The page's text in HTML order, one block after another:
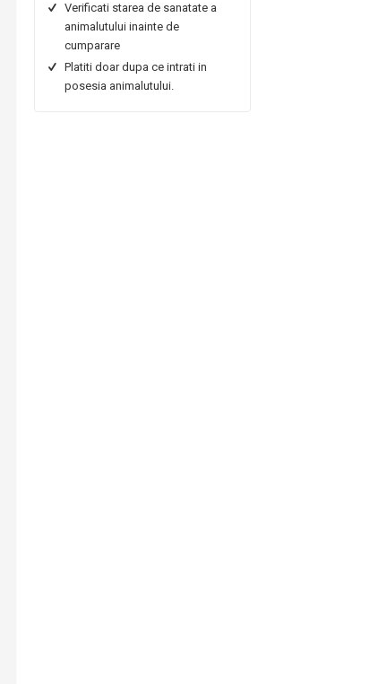
Verificati starea de sanatate a
animalutului inainte de
cumparare
Platiti doar dupa ce intrati in
posesia animalutului.